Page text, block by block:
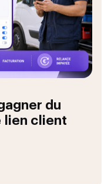
du
lien client